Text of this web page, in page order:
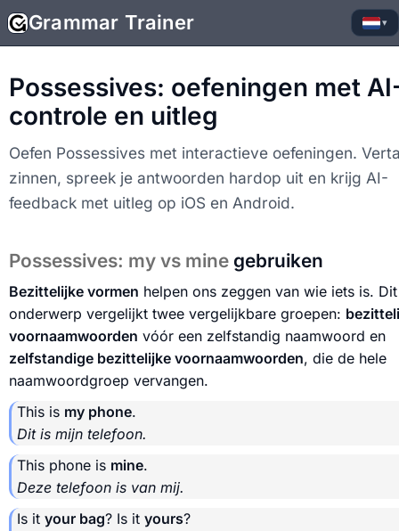
Grammar Trainer ▾
Possessives: oefeningen met
controle en uitleg
Oefen Possessives met interactieve oefeningen.
zinnen, spreek je antwoorden hardop uit en krijg AI-
feedback met uitleg op iOS en Android.
Possessives: my vs mine gebruiken
Bezittelijke vormen helpen ons zeggen van wie iets is. Dit
onderwerp vergelijkt twee vergelijkbare groepen:
voornaamwoorden vóór een zelfstandig naamwoord en
zelfstandige bezittelijke voornaamwoorden, die de hele
naamwoordgroep vervangen.
This is my phone.
Dit is mijn telefoon.
This phone is mine.
Deze telefoon is van mij.
Is it your bag? Is it yours?